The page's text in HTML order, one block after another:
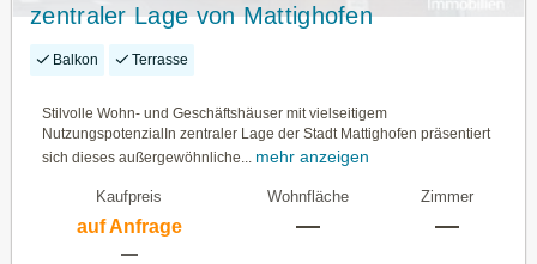
zentraler Lage von Mattighofen
Balkon Terrasse
Stilvolle Wohn- und Geschäftshäuser mit vielseitigem
NutzungspotenzialIn zentraler Lage der Stadt Mattighofen präsentiert
sich dieses außergewöhnliche...
mehr anzeigen
Kaufpreis
auf Anfrage
—
Wohnfläche
—
Zimmer
—